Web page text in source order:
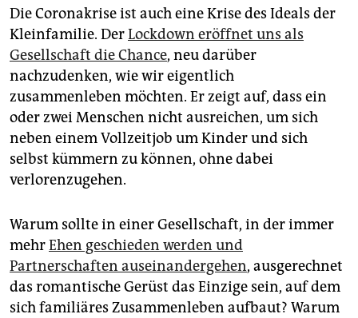
Die Coronakrise ist auch eine Krise des Ideals der
Kleinfamilie. DerLockdown eröffnet uns als
Gesellschaft die Chance, neu darüber
nachzudenken, wie wir eigentlich
zusammenleben möchten. Er zeigt auf, dass ein
oder zwei Menschen nicht ausreichen, um sich
neben einem Vollzeitjob um Kinder und sich
selbst kümmern zu können, ohne dabei
verlorenzugehen.
Warum sollte in einer Gesellschaft, in der immer
mehrEhen geschieden werden und
Partnerschaften auseinandergehen, ausgerechnet
das romantische Gerüst das Einzige sein, auf dem
sich familiäres Zusammenleben aufbaut? Warum